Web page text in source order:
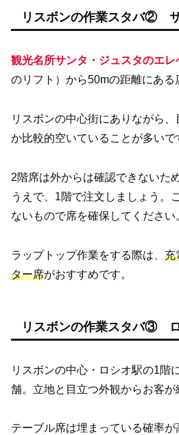
リスボンの作業スタバ②
観光名所サンタ・ジュスタのエレ
のリフト）から50mの距離にある
リスボンの中心街にありながら
か比較的空いていることが多いで
2階席は外からは確認できないた
うえで、1階で注文しましょう。
ないもので席を確保してください
ラップトップ作業をする際は、 充
ター席がおすすめです。
リスボンの作業スタバ③
リスボンの中心・ロシオ駅の1階
舗。立地と目立つ外観からお客が
テーブル席は埋まっている確率